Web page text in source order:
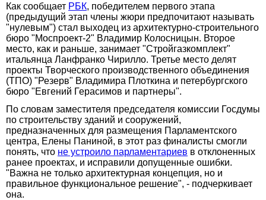
Как сообщает РБК, победителем первого этапа
(предыдущий этап члены жюри предпочитают называть
"нулевым") стал выходец из архитектурно-строительного
бюро "Моспроект-2" Владимир Колосницын. Второе
место, как и раньше, занимает "Стройгазкомплект"
итальянца Ланфранко Чирилло. Третье место делят
проекты Творческого производственного объединения
(ТПО) "Резерв" Владимира Плоткина и петербургского
бюро "Евгений Герасимов и партнеры".
По словам заместителя председателя комиссии Госдумы
по строительству зданий и сооружений,
предназначенных для размещения Парламентского
центра, Елены Паниной, в этот раз финалисты смогли
понять, что не устроило парламентариев в отклоненных
ранее проектах, и исправили допущенные ошибки.
"Важна не только архитектурная концепция, но и
правильное функциональное решение", - подчеркивает
она.